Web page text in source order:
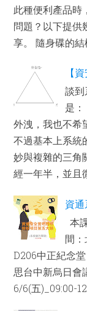
此種便利產品時
問題？以下提供
享。 隨身碟的結
【
談到
是
外洩，我也不希
不過基本上系統
妙與複雜的三
經一年半，並且
資
本
間
D206中正紀念
思台中新烏日會
6/6(五)_09:00-